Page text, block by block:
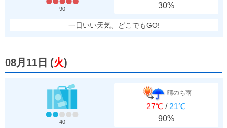
90
30%
一日いい天気、どこでもGO!
08月11日 (火)
40
晴のち雨
27℃ / 21℃
90%